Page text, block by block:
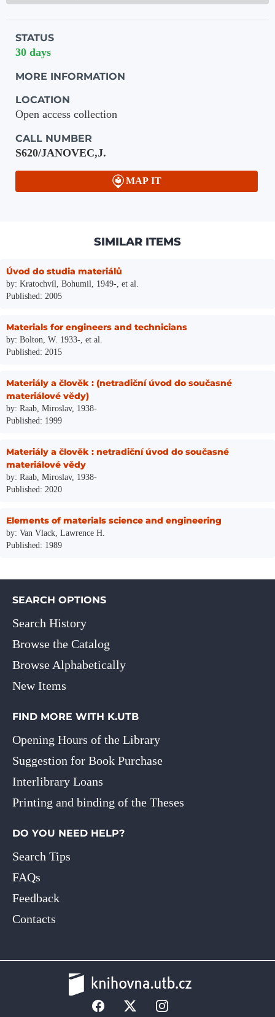
Holdings details from Knihovna UTB
STATUS
30 days
MORE INFORMATION
LOCATION
Open access collection
CALL NUMBER
S620/JANOVEC,J.
MAP IT
SIMILAR ITEMS
Úvod do studia materiálů
by: Kratochvíl, Bohumil, 1949-, et al.
Published: 2005
Materials for engineers and technicians
by: Bolton, W. 1933-, et al.
Published: 2015
Materiály a člověk : (netradiční úvod do současné
materiálové vědy)
by: Raab, Miroslav, 1938-
Published: 1999
Materiály a člověk : netradiční úvod do současné
materiálové vědy
by: Raab, Miroslav, 1938-
Published: 2020
Elements of materials science and engineering
by: Van Vlack, Lawrence H.
Published: 1989
SEARCH OPTIONS
Search History
Browse the Catalog
Browse Alphabetically
New Items
FIND MORE WITH K.UTB
Opening Hours of the Library
Suggestion for Book Purchase
Interlibrary Loans
Printing and binding of the Theses
DO YOU NEED HELP?
Search Tips
FAQs
Feedback
Contacts